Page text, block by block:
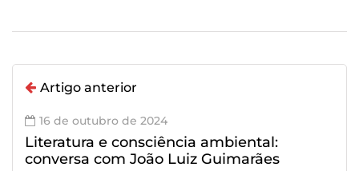
Artigo anterior
16 de outubro de 2024
Literatura e consciência ambiental:
conversa com João Luiz Guimarães